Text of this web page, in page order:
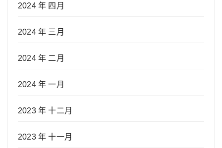
2024 年 四月
2024 年 三月
2024 年 二月
2024 年 一月
2023 年 十二月
2023 年 十一月